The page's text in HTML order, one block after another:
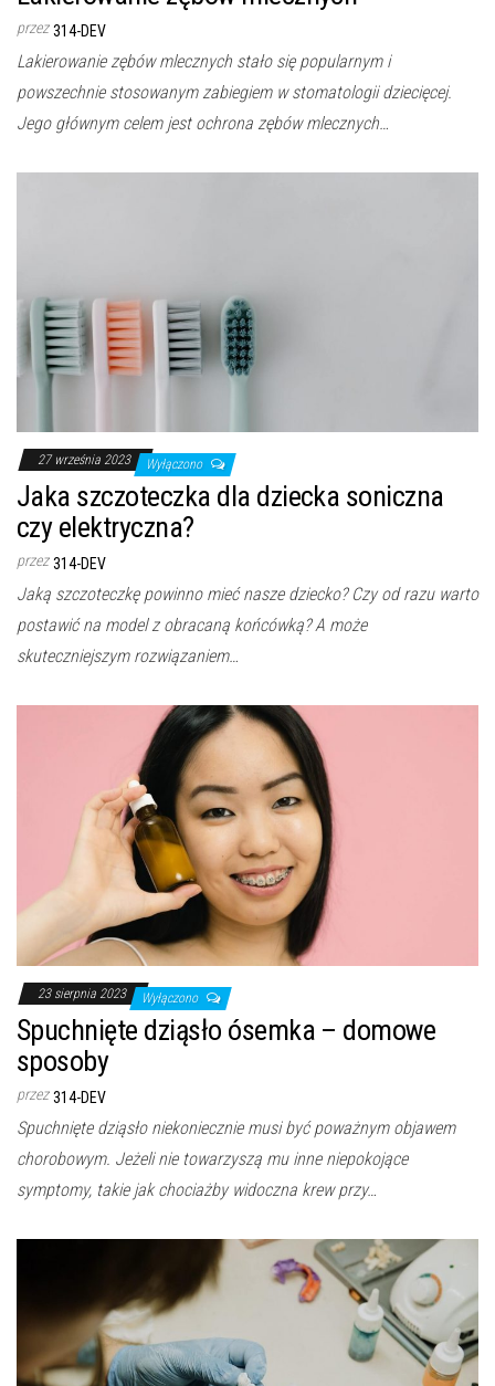
przez 314-DEV
Lakierowanie zębów mlecznych stało się popularnym i
powszechnie stosowanym zabiegiem w stomatologii dziecięcej.
Jego głównym celem jest ochrona zębów mlecznych…
27 września 2023 Wyłączono
Jaka szczoteczka dla dziecka soniczna
czy elektryczna?
przez 314-DEV
Jaką szczoteczkę powinno mieć nasze dziecko? Czy od razu warto
postawić na model z obracaną końcówką? A może
skuteczniejszym rozwiązaniem…
23 sierpnia 2023 Wyłączono
Spuchnięte dziąsło ósemka – domowe
sposoby
przez 314-DEV
Spuchnięte dziąsło niekoniecznie musi być poważnym objawem
chorobowym. Jeżeli nie towarzyszą mu inne niepokojące
symptomy, takie jak chociażby widoczna krew przy…